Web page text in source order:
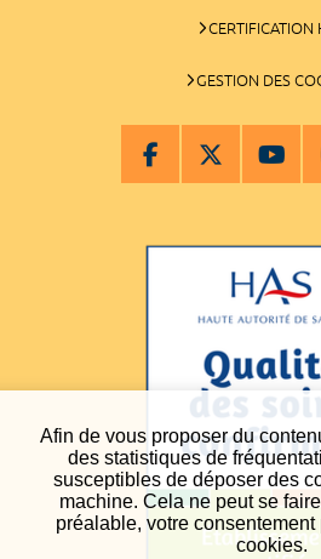
Afin de vous proposer du
des statistiques de
susceptibles de déposer des
machine. Cela ne peut se
préalable, votre
cookies.
CERTIFICATION
GESTION DES